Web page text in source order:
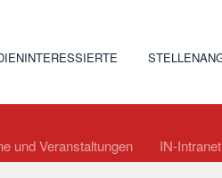
und Veranstaltungen IN-